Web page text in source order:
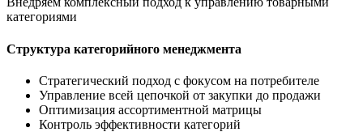
категориями
Структура категорийного менеджмента
Стратегический подход с фокусом на потребителе
Управление всей цепочкой от закупки до продажи
Оптимизация ассортиментной матрицы
Контроль эффективности категорий